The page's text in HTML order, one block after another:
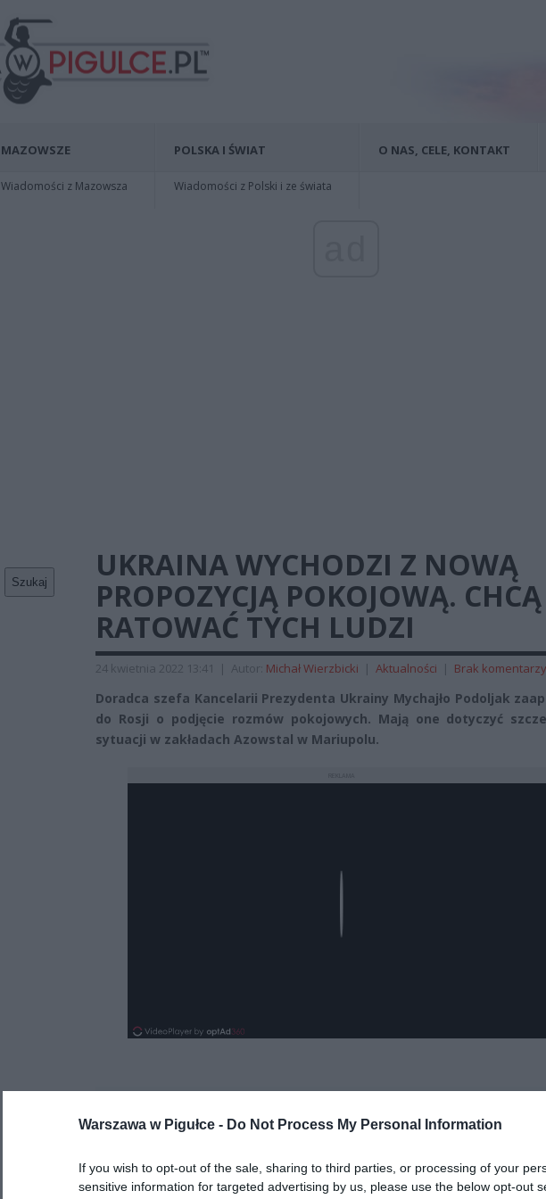
Warszawa w Pigułce - Do Not Process My Personal Information
If you wish to opt-out of the sale, sharing to third parties, or processing of your
sensitive information for targeted advertising by us, please use the below opt-out
MAZOWSZE
Wiadomości z Mazowsza
POLSKA I ŚWIAT
Wiadomości z Polski i ze świata
O NAS, CELE, KONTAKT
Szukaj
UKRAINA WYCHODZI Z NOWĄ
PROPOZYCJĄ POKOJOWĄ. CHCĄ
RATOWAĆ TYCH LUDZI
24 kwietnia 2022 13:41 | Autor: Michał Wierzbicki | Aktualności | Brak komentarzy
Doradca szefa Kancelarii Prezydenta Ukrainy Mychajło Podoljak
do Rosji o podjęcie rozmów pokojowych. Mają one dotyczyć
sytuacji w zakładach Azowstal w Mariupolu.